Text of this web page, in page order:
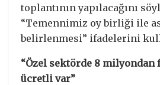
toplantının yapılacağını
“Temennimiz oy birliği ile
belirlenmesi” ifadelerini
“Özel sektörde 8 milyondan
ücretli var”